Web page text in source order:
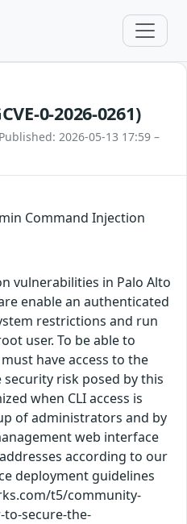
0-2026-0261)
2026-05-13 17:59 –
Command Injection
vulnerabilities in Palo Alto
enable an authenticated
restrictions and run
user. To be able to
have access to the
security risk posed by this
when CLI access is
of administrators and by
web interface
according to our
deployment guidelines
t5/community-
secure-the-